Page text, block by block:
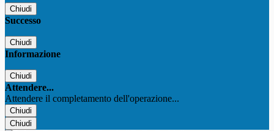
Chiudi
Successo
Chiudi
Informazione
Chiudi
Attendere...
Attendere il completamento dell'operazione...
Chiudi
Chiudi